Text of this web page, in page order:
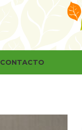
CONTACTO